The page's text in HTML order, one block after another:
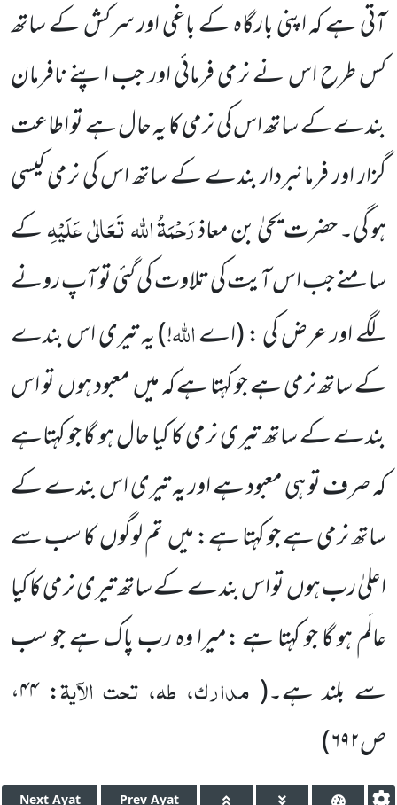
آتی ہے کہ اپنی بارگاہ کے باغی اور سرکش کے ساتھ
کس طرحاس نے نرمی فرمائی اور جب اپنے نافرمان
بندے کے ساتھ اس کی نرمی کا یہ حال ہے تو اطاعت
گزار اور فرمانبردار بندےکے ساتھ اس کی نرمی کیسی
ہو گی۔ حضرت یحیٰ بن معاذرَحْمَۃُ اللہتَعَالٰیعَلَیْہِکے
سامنے جب اس آیت کی تلاوت کی گئی تو آپرونے
لگے اور عرض کی :(اےاللّٰہ!)یہ تیری اس بندے
کے ساتھ نرمی ہے جو کہتا ہے کہ میںمعبود ہوںتو اس
بندے کے ساتھ تیری نرمی کا کیا حال ہو گا جو کہتاہے
کہ صرف تو ہی معبود ہے اور یہ تیری اس بندے کے
ساتھ نرمی ہے جو کہتا ہے: میںتم لوگوںکا سب سے
اعلیٰ رب ہوںتو اس بندے کے ساتھ تیری نرمی کا کیا
عالَم ہو گا جو کہتا ہے :میرا وہ رب پاک ہے جو سب
سے بلند ہے۔( مدارک، طہ، تحت الآیۃ
: ۴۴،
ص۶۹۲
)
Next Ayat Prev Ayat